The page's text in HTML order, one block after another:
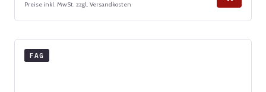
Preise inkl. MwSt. zzgl. Versandkosten
FAG